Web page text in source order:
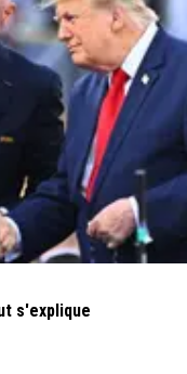
s'explique